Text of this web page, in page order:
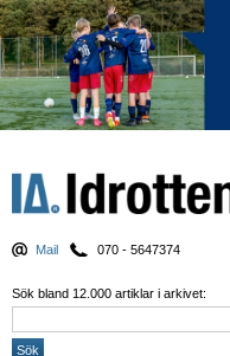
Mail 070 - 5647374
Sök bland 12.000 artiklar i arkivet: